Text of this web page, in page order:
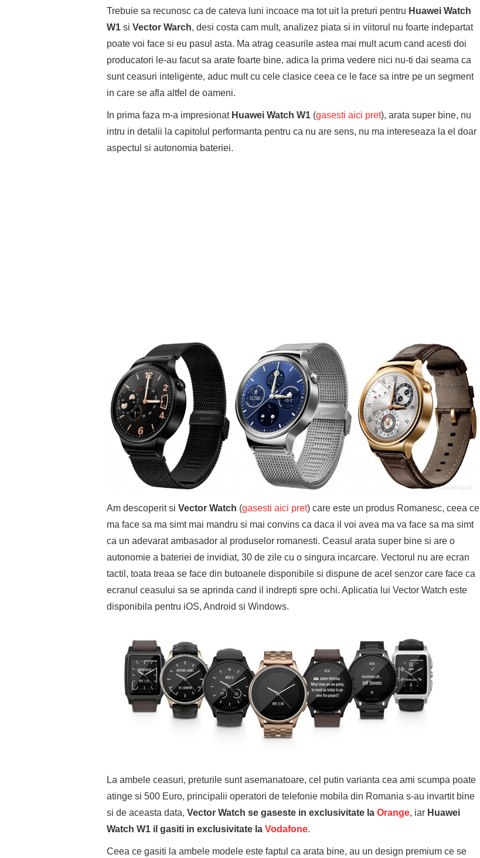
Trebuie sa recunosc ca de cateva luni incoace ma tot uit la preturi pentru Huawei Watch
W1 si Vector Warch, desi costa cam mult, analizez piata si in viitorul nu foarte indepartat
poate voi face si eu pasul asta. Ma atrag ceasurile astea mai mult acum cand acesti doi
producatori le-au facut sa arate foarte bine, adica la prima vedere nici nu-ti dai seama ca
sunt ceasuri inteligente, aduc mult cu cele clasice ceea ce le face sa intre pe un segment
in care se afla altfel de oameni.
In prima faza m-a impresionat Huawei Watch W1 (gasesti aici pret), arata super bine, nu
intru in detalii la capitolul performanta pentru ca nu are sens, nu ma intereseaza la el doar
aspectul si autonomia bateriei.
Am descoperit si Vector Watch (gasesti aici pret) care este un produs Romanesc, ceea ce
ma face sa ma simt mai mandru si mai convins ca daca il voi avea ma va face sa ma simt
ca un adevarat ambasador al produselor romanesti. Ceasul arata super bine si are o
autonomie a bateriei de invidiat, 30 de zile cu o singura incarcare. Vectorul nu are ecran
tactil, toata treaa se face din butoanele disponibile si dispune de acel senzor care face ca
ecranul ceasului sa se aprinda cand il indrepti spre ochi. Aplicatia lui Vector Watch este
disponibila pentru iOS, Android si Windows.
La ambele ceasuri, preturile sunt asemanatoare, cel putin varianta cea ami scumpa poate
atinge si 500 Euro, principalii operatori de telefonie mobila din Romania s-au invartit bine
si de aceasta data, Vector Watch se gaseste in exclusivitate la Orange, iar Huawei
Watch W1 il gasiti in exclusivitate la Vodafone.
Ceea ce gasiti la ambele modele este faptul ca arata bine, au un design premium ce se